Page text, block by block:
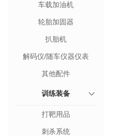
车载加油机
轮胎加固器
扒胎机
解码仪/随车仪器仪表
其他配件
训练装备
打靶用品
刺杀系统